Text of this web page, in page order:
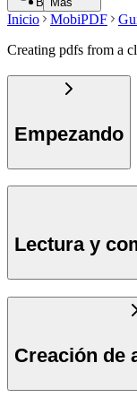
Inicio MobiPDF
Creating pdfs from a
Empezando
Lectura y
Creación de